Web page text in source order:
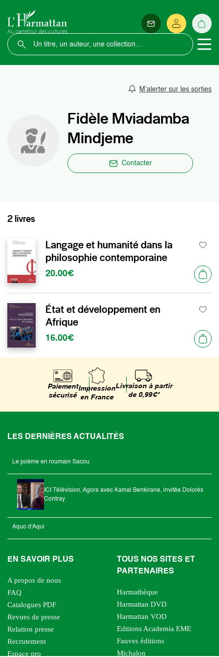
M’alerter sur les sorties
Fidèle Mviadamba
Mindjeme
Contacter
2 livres
Langage et humanité dans la
philosophie contemporaine
20.00€
État et développement en
Afrique
16.00€
Paiement
sécurisé
Impression
en France
Livraison à partir
de 0,99€*
LES DERNIÈRES ACTUALITÉS
Le poème en roumain Sacou
ICI Télévision, Agora avec Kamal Benkirane, invitée Dolorès
Contray
Aquo d'Aqui
EN SAVOIR PLUS
A propos de nous
FAQ
Catalogues PDF
Revues de presse
Relation presse
Recrutement
Espace pro
TOUS NOS SITES ET
PARTENAIRES
Harmathèque
Harmattan DVD
Harmattan VOD
Editions Academia EME
Fauves éditions
Michalon